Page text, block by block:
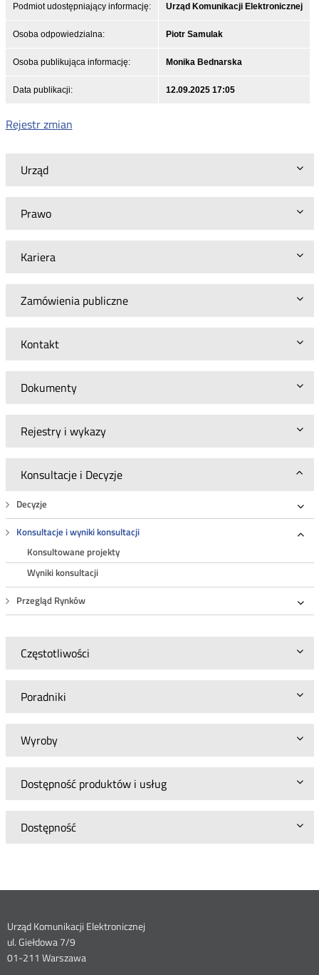
Urząd
Prawo
Kariera
Zamówienia publiczne
Kontakt
Dokumenty
Rejestry i wykazy
Konsultacje i Decyzje
Decyzje
Konsultacje i wyniki konsultacji
Konsultowane projekty
Wyniki konsultacji
Przegląd Rynków
Częstotliwości
Poradniki
Wyroby
Dostępność produktów i usług
Dostępność
Podmiot udostępniający informację: Urząd Komunikacji Elektronicznej
Osoba odpowiedzialna: Piotr Samulak
Osoba publikująca informację: Monika Bednarska
Data publikacji: 12.09.2025 17:05
Rejestr zmian
Dane
kontaktowe
Urząd Komunikacji Elektronicznej
ul. Giełdowa 7/9
01-211 Warszawa